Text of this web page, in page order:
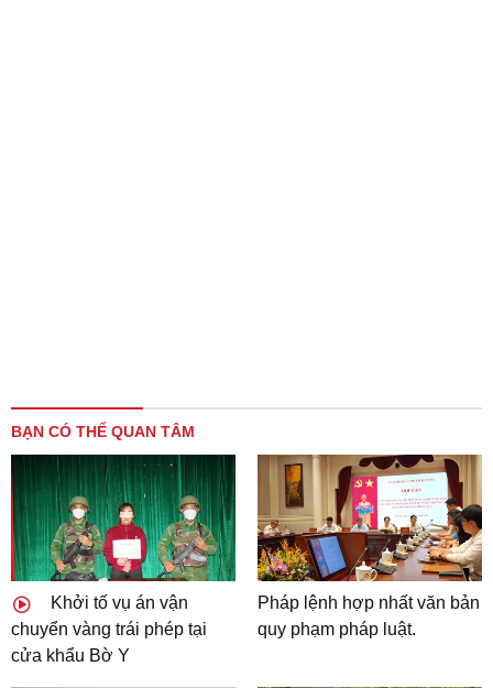
BẠN CÓ THỂ QUAN TÂM
Khởi tố vụ án vận
chuyển vàng trái phép tại
cửa khẩu Bờ Y
Pháp lệnh hợp nhất văn bản
quy phạm pháp luật.